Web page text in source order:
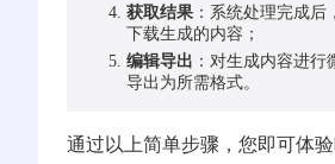
获取结果 ：系统处理完成后
下载生成的内容；
编辑导出 ：对生成内容进行
导出为所需格式。
通过以上简单步骤，您即可体